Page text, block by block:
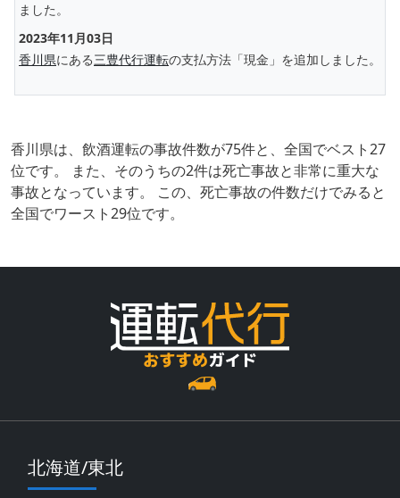
ました。
2023年11月03日
香川県にある三豊代行運転の支払方法「現金」を追加しました。
香川県は、飲酒運転の事故件数が75件と、全国でベスト27
位です。 また、そのうちの2件は死亡事故と非常に重大な
事故となっています。 この、死亡事故の件数だけでみると
全国でワースト29位です。
北海道/東北